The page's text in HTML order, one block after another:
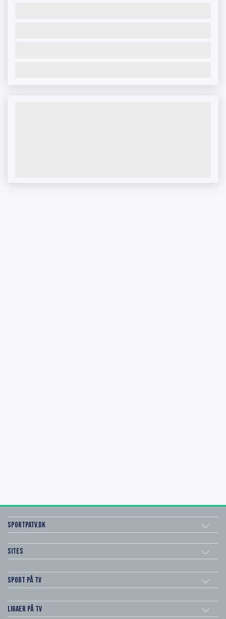
SportPaTV.dk
Sites
Sport på TV
Ligaer på TV